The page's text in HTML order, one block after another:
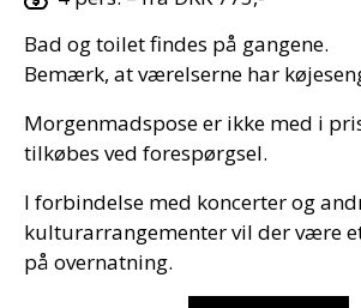
Bad og toilet findes på gangene.
Bemærk, at værelserne har
Morgenmadspose er ikke med i
tilkøbes ved forespørgsel.
I forbindelse med koncerter og
kulturarrangementer vil der være
på overnatning.